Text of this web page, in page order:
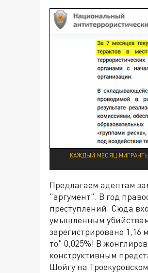
КАЖДЫЙ МЕСЯЦ
Предлагаем адептам
"аргумент". В год
преступлений. Сюда
умышленным
зарегистрировано 1,16
то" 0,025%! В
конструктивным
Шойгу на